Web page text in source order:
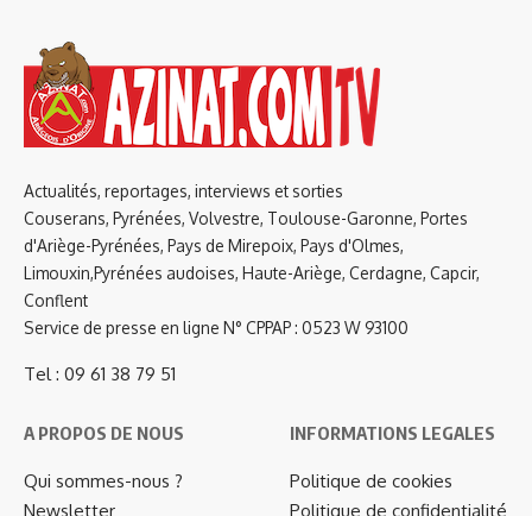
Actualités, reportages, interviews et sorties
Couserans, Pyrénées, Volvestre, Toulouse-Garonne, Portes
d'Ariège-Pyrénées, Pays de Mirepoix, Pays d'Olmes,
Limouxin,Pyrénées audoises, Haute-Ariège, Cerdagne, Capcir,
Conflent
Service de presse en ligne N° CPPAP : 0523 W 93100
Tel : 09 61 38 79 51
A PROPOS DE NOUS
Qui sommes-nous ?
Newsletter
INFORMATIONS LEGALES
Politique de cookies
Politique de confidentialité